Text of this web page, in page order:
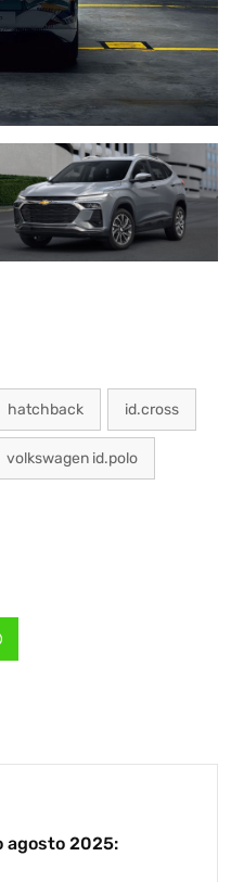
hatchback id.cross
volkswagen id.polo
agosto 2025: